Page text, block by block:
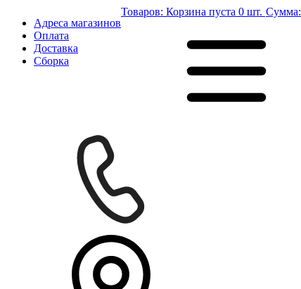
Адреса магазинов
Оплата
Доставка
Сборка
Товаров: Корзина пуста 0 шт. Сумма: